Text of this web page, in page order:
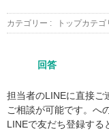
カテゴリー : トップカテゴ
回答
担当者のLINEに直接ご
ご相談が可能です。へ
LINEで友だち登録する